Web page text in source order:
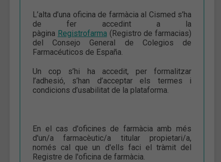
L’alta d’una oficina de farmàcia al Cismed s’ha
de fer accedint a la
pàgina Registrofarma(Registro de farmacias)
del Consejo General de Colegios de
Farmacéuticos de España.
Un cop s’hi ha accedit, per formalitzar
l’adhesió, s’han d’acceptar els termes i
condicions d’usabilitat de la plataforma.
En el cas d'oficines de farmàcia amb més
d'un/a farmacèutic/a titular propietari/a,
només cal que un d'ells faci el tràmit del
Registre de l'oficina de farmàcia.